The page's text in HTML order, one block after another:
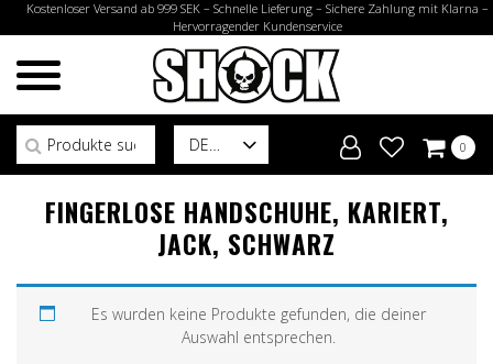
Kostenloser Versand ab 999 SEK – Schnelle Lieferung – Sichere Zahlung mit Klarna –
Hervorragender Kundenservice
DE
Suchen nach:
0
FINGERLOSE HANDSCHUHE, KARIERT,
JACK, SCHWARZ
Es wurden keine Produkte gefunden, die deiner
Auswahl entsprechen.